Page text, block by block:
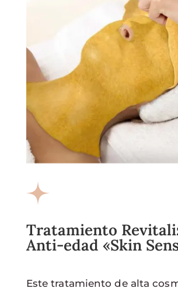
Tratamiento
Anti-edad «Skin
Este tratamiento de alta